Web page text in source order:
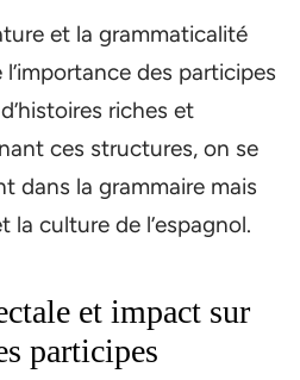
et la grammaticalité
des participes
riches et
ces structures, on se
dans la grammaire mais
la culture de l’espagnol.
et impact sur
participes